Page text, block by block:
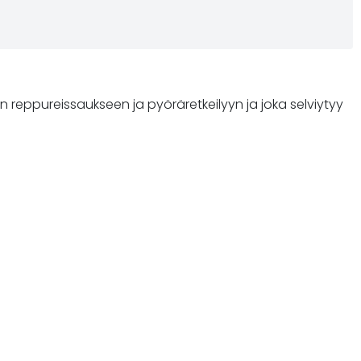
ja pyöräretkeilyyn ja joka selviytyy